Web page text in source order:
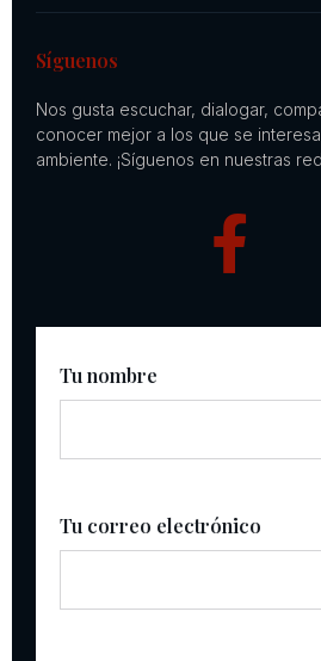
Síguenos
Nos gusta escuchar, dialogar,
conocer mejor a los que se
ambiente. ¡Síguenos en nuestras
Tu nombre
Tu correo electrónico